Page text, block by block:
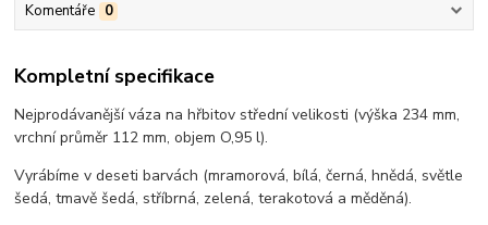
Komentáře 0
Kompletní specifikace
Nejprodávanější váza na hřbitov střední velikosti (výška 234 mm,
vrchní průměr 112 mm, objem O,95 l).
Vyrábíme v deseti barvách (mramorová, bílá, černá, hnědá, světle
šedá, tmavě šedá, stříbrná, zelená, terakotová a měděná).